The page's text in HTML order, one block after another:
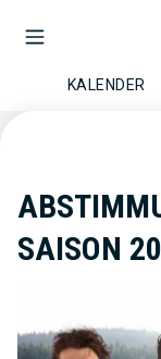
KALENDER
SAISON